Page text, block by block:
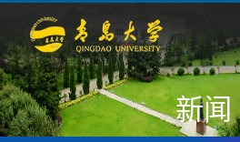
新闻